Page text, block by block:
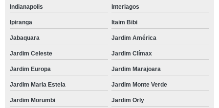
Indianapolis Interlagos
Ipiranga Itaim Bibi
Jabaquara Jardim América
Jardim Celeste Jardim Clímax
Jardim Europa Jardim Marajoara
Jardim Maria Estela Jardim Monte Verde
Jardim Morumbi Jardim Orly